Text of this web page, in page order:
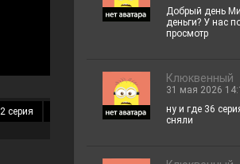
серия 14 серия 15 серия 16
Добрый день
деньги? У нас
просмотр
Клюквенный
31 мая 2026
ну и где 36
сняли